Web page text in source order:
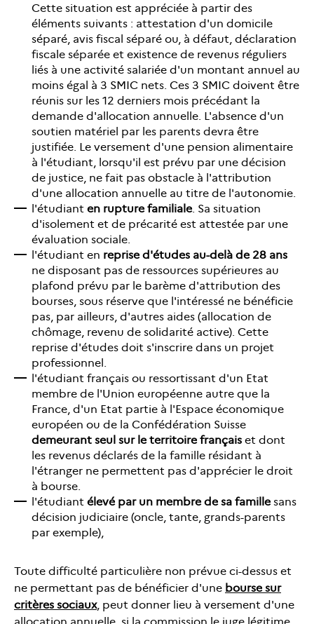
Cette situation est appréciée à partir des
éléments suivants : attestation d'un domicile
séparé, avis fiscal séparé ou, à défaut, déclaration
fiscale séparée et existence de revenus réguliers
liés à une activité salariée d'un montant annuel au
moins égal à 3 SMIC nets. Ces 3 SMIC doivent être
réunis sur les 12 derniers mois précédant la
demande d'allocation annuelle. L'absence d'un
soutien matériel par les parents devra être
justifiée. Le versement d'une pension alimentaire
à l'étudiant, lorsqu'il est prévu par une décision
de justice, ne fait pas obstacle à l'attribution
d'une allocation annuelle au titre de l'autonomie.
l'étudiant en rupture familiale. Sa situation
d'isolement et de précarité est attestée par une
évaluation sociale.
l'étudiant en reprise d'études au-delà de 28 ans
ne disposant pas de ressources supérieures au
plafond prévu par le barème d'attribution des
bourses, sous réserve que l'intéressé ne bénéficie
pas, par ailleurs, d'autres aides (allocation de
chômage, revenu de solidarité active). Cette
reprise d'études doit s'inscrire dans un projet
professionnel.
l'étudiant français ou ressortissant d'un Etat
membre de l'Union européenne autre que la
France, d'un Etat partie à l'Espace économique
européen ou de la Confédération Suisse
demeurant seul sur le territoire français et dont
les revenus déclarés de la famille résidant à
l'étranger ne permettent pas d'apprécier le droit
à bourse.
l'étudiant élevé par un membre de sa famillesans
décision judiciaire (oncle, tante, grands-parents
par exemple),
Toute difficulté particulière non prévue ci-dessus et
ne permettant pas de bénéficier d'une bourse sur
critères sociaux, peut donner lieu à versement d'une